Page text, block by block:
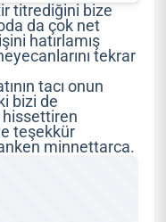
titrediğini bize
da çok net
hatırlamış
tekrar
tacı onun
bizi de
hissettiren
teşekkür
minnettarca.